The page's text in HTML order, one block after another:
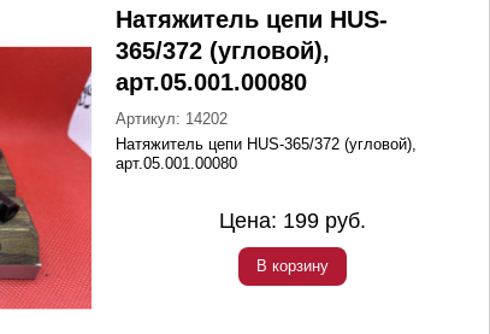
Натяжитель цепи HUS-
365/372 (угловой),
арт.05.001.00080
Артикул: 14202
Натяжитель цепи HUS-365/372 (угловой),
арт.05.001.00080
Цена: 199 руб.
В корзину